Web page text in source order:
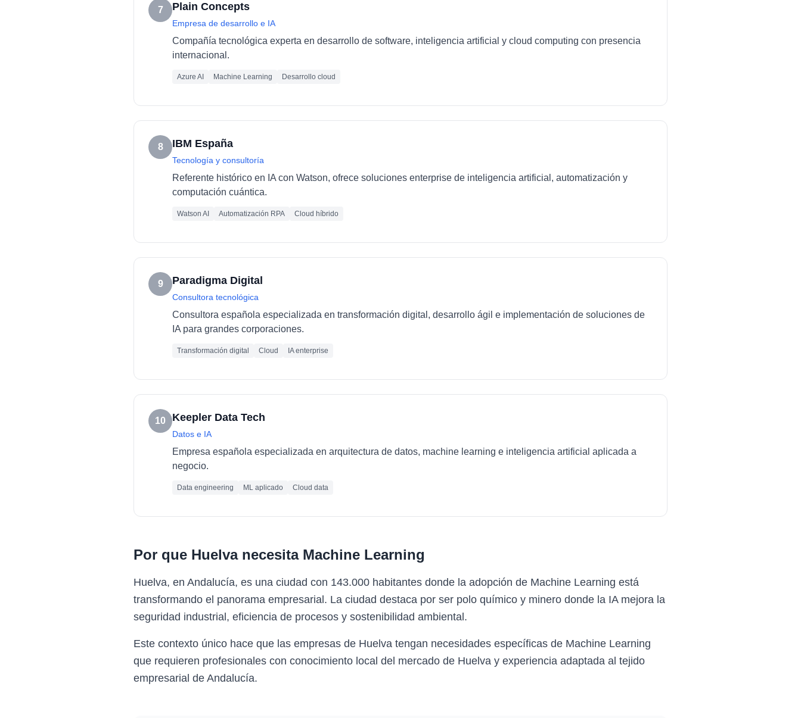
7 Plain Concepts
Empresa de desarrollo e IA
Compañía tecnológica experta en desarrollo de software, inteligencia artificial y cloud computing con presencia
internacional.
Azure AI Machine Learning Desarrollo cloud
8 IBM España
Tecnología y consultoría
Referente histórico en IA con Watson, ofrece soluciones enterprise de inteligencia artificial, automatización y
computación cuántica.
Watson AI Automatización RPA Cloud híbrido
9 Paradigma Digital
Consultora tecnológica
Consultora española especializada en transformación digital, desarrollo ágil e implementación de soluciones de
IA para grandes corporaciones.
Transformación digital Cloud IA enterprise
10 Keepler Data Tech
Datos e IA
Empresa española especializada en arquitectura de datos, machine learning e inteligencia artificial aplicada a
negocio.
Data engineering ML aplicado Cloud data
Por que Huelvanecesita Machine Learning
Huelva, en Andalucía, es una ciudad con 143.000 habitantes donde la adopción de Machine Learning está
transformando el panorama empresarial. La ciudad destaca por ser polo químico y minero donde la IA mejora la
seguridad industrial, eficiencia de procesos y sostenibilidad ambiental.
Este contexto único hace que las empresas de Huelva tengan necesidades específicas de Machine Learning
que requieren profesionales con conocimiento local del mercado de Huelva y experiencia adaptada al tejido
empresarial de Andalucía.